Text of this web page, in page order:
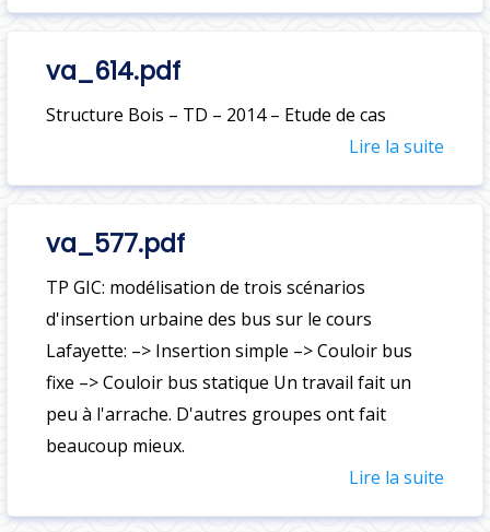
va_614.pdf
Structure Bois – TD – 2014 – Etude de cas
Lire la suite
va_577.pdf
TP GIC: modélisation de trois scénarios
d'insertion urbaine des bus sur le cours
Lafayette: –> Insertion simple –> Couloir bus
fixe –> Couloir bus statique Un travail fait un
peu à l'arrache. D'autres groupes ont fait
beaucoup mieux.
Lire la suite